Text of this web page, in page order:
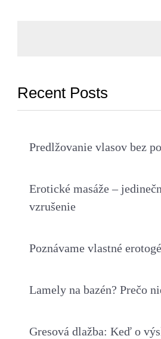
Recent Posts
Predlžovanie vlasov bez
Erotické masáže –
vzrušenie
Poznávame vlastné
Lamely na bazén? Prečo
Gresová dlažba: Keď o